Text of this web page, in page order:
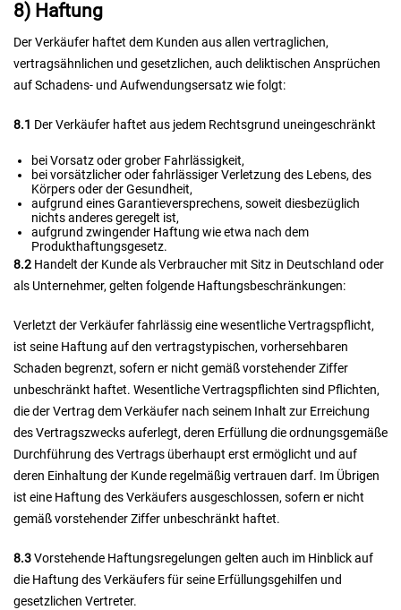
8) Haftung
Der Verkäufer haftet dem Kunden aus allen vertraglichen,
vertragsähnlichen und gesetzlichen, auch deliktischen Ansprüchen
auf Schadens- und Aufwendungsersatz wie folgt:
8.1 Der Verkäufer haftet aus jedem Rechtsgrund uneingeschränkt
bei Vorsatz oder grober Fahrlässigkeit,
bei vorsätzlicher oder fahrlässiger Verletzung des Lebens, des
Körpers oder der Gesundheit,
aufgrund eines Garantieversprechens, soweit diesbezüglich
nichts anderes geregelt ist,
aufgrund zwingender Haftung wie etwa nach dem
Produkthaftungsgesetz.
8.2 Handelt der Kunde als Verbraucher mit Sitz in Deutschland oder
als Unternehmer, gelten folgende Haftungsbeschränkungen:
Verletzt der Verkäufer fahrlässig eine wesentliche Vertragspflicht,
ist seine Haftung auf den vertragstypischen, vorhersehbaren
Schaden begrenzt, sofern er nicht gemäß vorstehender Ziffer
unbeschränkt haftet. Wesentliche Vertragspflichten sind Pflichten,
die der Vertrag dem Verkäufer nach seinem Inhalt zur Erreichung
des Vertragszwecks auferlegt, deren Erfüllung die ordnungsgemäße
Durchführung des Vertrags überhaupt erst ermöglicht und auf
deren Einhaltung der Kunde regelmäßig vertrauen darf. Im Übrigen
ist eine Haftung des Verkäufers ausgeschlossen, sofern er nicht
gemäß vorstehender Ziffer unbeschränkt haftet.
8.3Vorstehende Haftungsregelungen gelten auch im Hinblick auf
die Haftung des Verkäufers für seine Erfüllungsgehilfen und
gesetzlichen Vertreter.